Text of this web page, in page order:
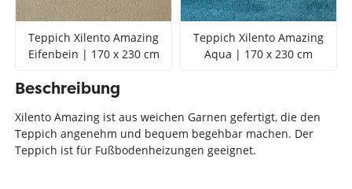
Teppich Xilento Amazing
Eifenbein | 170 x 230 cm
Teppich Xilento Amazing
Aqua | 170 x 230 cm
Beschreibung
Xilento Amazing ist aus weichen Garnen gefertigt, die den
Teppich angenehm und bequem begehbar machen. Der
Teppich ist für Fußbodenheizungen geeignet.